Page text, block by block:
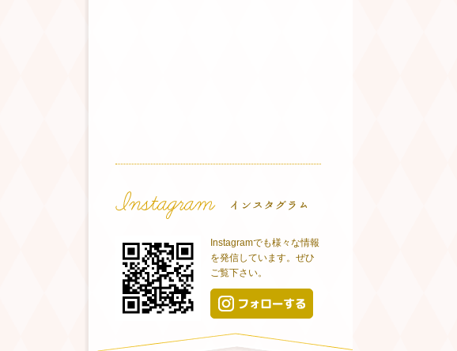
Instagramでも様々な情報
を発信しています。ぜひ
ご覧下さい。